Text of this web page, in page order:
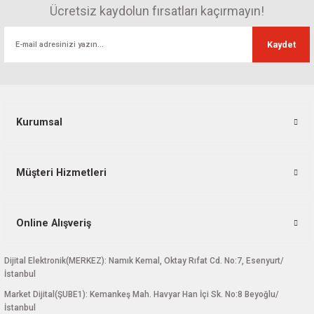
Ürün açıklamasında eksik bilgiler bulunuyor.
Ürün bilgilerinde hatalar bulunuyor.
Ürün fiyatı diğer sitelerden daha pahalı.
Ücretsiz kaydolun fırsatları kaçırmayın!
Kaydet
Kurumsal
Müşteri Hizmetleri
Online Alışveriş
Dijital Elektronik(MERKEZ): Namık Kemal, Oktay Rıfat Cd. No:7, Esenyurt/
İstanbul
Market Dijital(ŞUBE1): Kemankeş Mah. Havyar Han İçi Sk. No:8 Beyoğlu/
İstanbul